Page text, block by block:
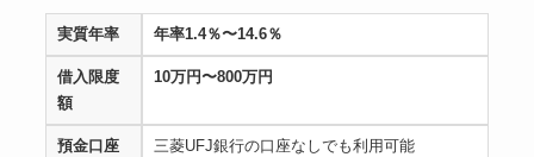
実質年率 年率1.4％〜14.6％
借入限度
額
10万円〜800万円
預金口座 三菱UFJ銀行の口座なしでも利用可能